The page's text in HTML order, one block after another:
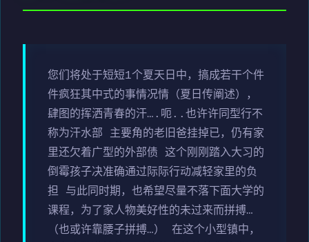
您们将处于短短1个夏天日中，搞成若干个件
件疯狂其中式的事情况情（夏日传阐述），
肆图的挥洒青春的汗….呃..也许许同型行不
称为汗水部 主要角的老旧爸挂掉已，仍有家
里还欠着广型的外部债 这个刚刚踏入大习的
倒霉孩子决准确通过际际行动减轻家里的负
担 与此同时期，也希望尽量不落下面大学的
课程，为了家人物美好性的未过来而拼搏…
（也或许靠腰子拼搏…） 在这个小型镇中，